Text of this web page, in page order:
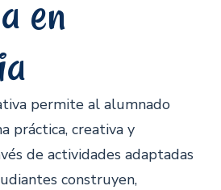
en
permite al alumnado
práctica, creativa y
de actividades adaptadas
construyen,